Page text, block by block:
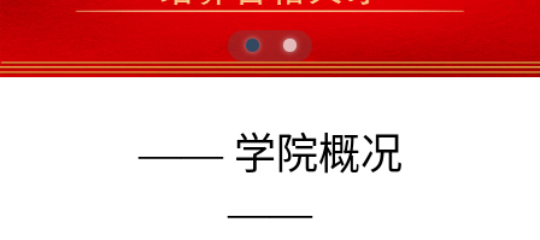
—— 学院概况
——